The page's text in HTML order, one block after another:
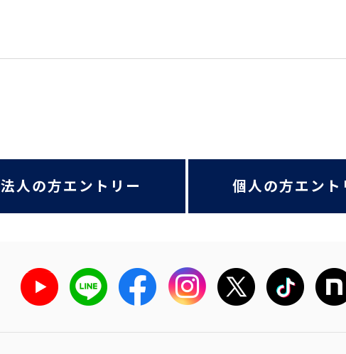
法人の方エントリー 個人の方エント